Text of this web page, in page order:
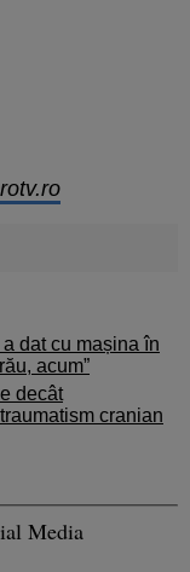
dat cu mașina în
acum”
decât
cranian
Media